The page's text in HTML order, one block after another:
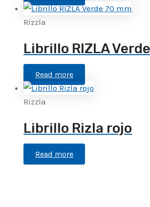
Rizzla
Librillo RIZLA
Read more
Rizzla
Librillo Rizla rojo
Read more